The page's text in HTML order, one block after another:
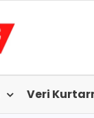
Veri